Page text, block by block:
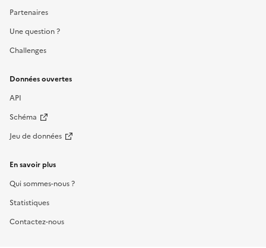
Partenaires
Une question ?
Challenges
Données ouvertes
API
Schéma
Jeu de données
En savoir plus
Qui sommes-nous ?
Statistiques
Contactez-nous